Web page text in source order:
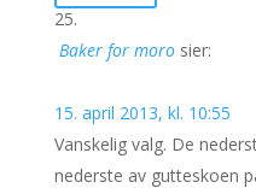
Baker for moro sier:
15. april 2013, kl. 10:55
Vanskelig valg. De
nederste av gutteskoen